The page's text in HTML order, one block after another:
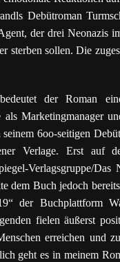
Debütroman
der drei Neonazis
sterben sollen. Die
der Roman
Marketingmanager
6oo-seitigen
Verlage. Erst auf
Verlagsgruppe/
dem Buch jedoch
der Buchplattform
fielen äußerst
erreichen und
geht es in meinem